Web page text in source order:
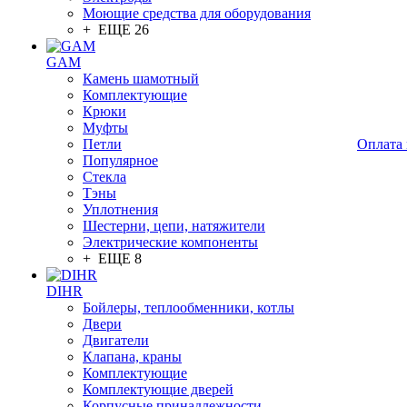
Моющие средства для оборудования
+ ЕЩЕ 26
GAM
Камень шамотный
Комплектующие
Крюки
Муфты
Петли
Популярное
Стекла
Тэны
Уплотнения
Шестерни, цепи, натяжители
Электрические компоненты
+ ЕЩЕ 8
DIHR
Бойлеры, теплообменники, котлы
Двери
Двигатели
Клапана, краны
Комплектующие
Комплектующие дверей
Оплата